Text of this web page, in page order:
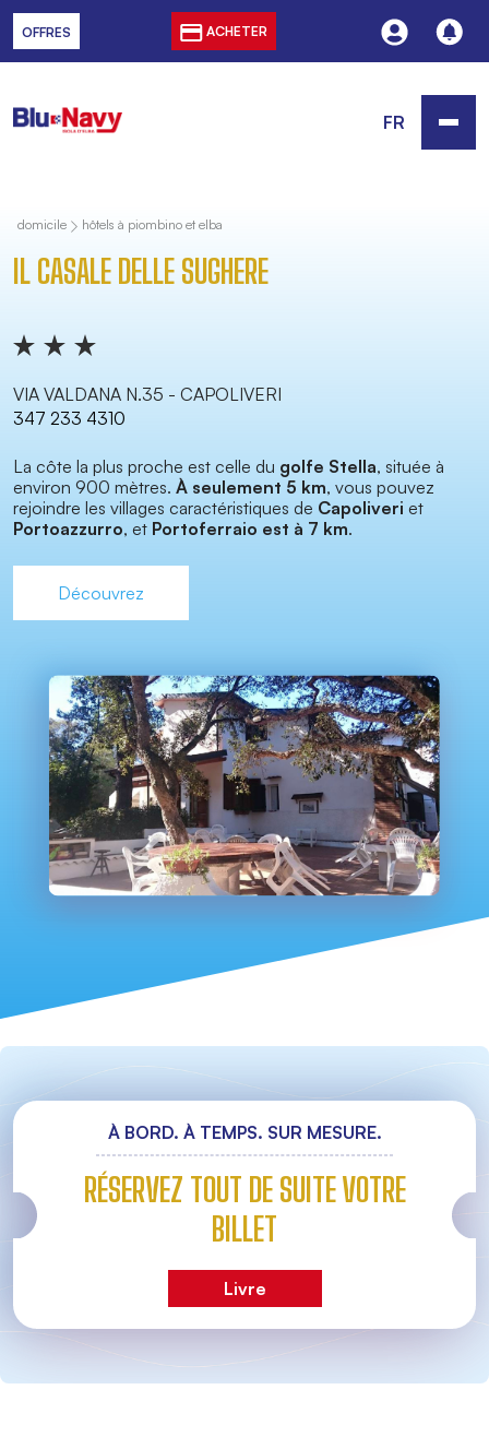
OFFRES ACHETER
FR
domicile hôtels à piombino et elba
IL CASALE DELLE SUGHERE
VIA VALDANA N.35 - CAPOLIVERI
347 233 4310
La côte la plus proche est celle du golfe Stella, située à
environ 900 mètres. À seulement 5 km, vous pouvez
rejoindre les villages caractéristiques de Capoliveri et
Portoazzurro, et Portoferraio est à 7 km.
Découvrez
À BORD. À TEMPS. SUR MESURE.
RÉSERVEZ TOUT DE SUITE VOTRE
BILLET
Livre